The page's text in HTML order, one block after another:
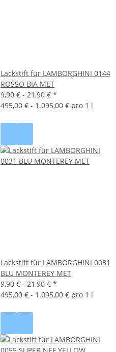
Lackstift für LAMBORGHINI 0144
ROSSO BIA MET
9,90 € - 21,90 € *
495,00 € - 1.095,00 € pro 1 l
Lackstift für LAMBORGHINI 0031
BLU MONTEREY MET
9,90 € - 21,90 € *
495,00 € - 1.095,00 € pro 1 l